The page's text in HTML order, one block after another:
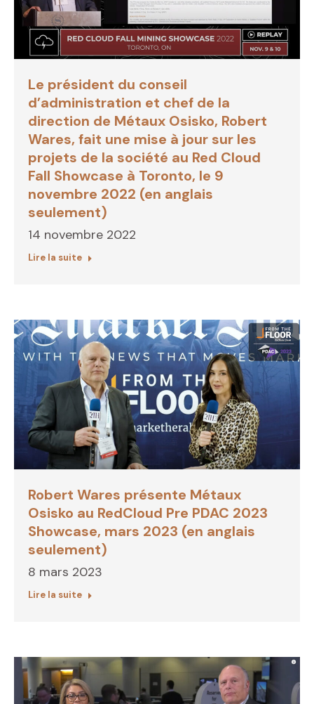
Le président du conseil
d’administration et chef de la
direction de Métaux Osisko, Robert
Wares, fait une mise à jour sur les
projets de la société au Red Cloud
Fall Showcase à Toronto, le 9
novembre 2022 (en anglais
seulement)
14 novembre 2022
Lire la suite
Robert Wares présente Métaux
Osisko au RedCloud Pre PDAC 2023
Showcase, mars 2023 (en anglais
seulement)
8 mars 2023
Lire la suite